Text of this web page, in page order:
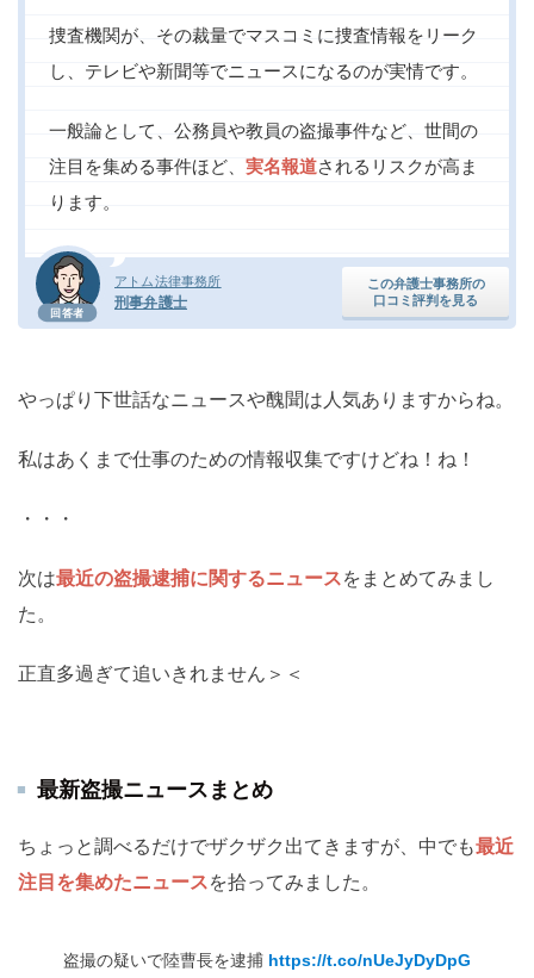
回答者
アトム法律事務所
刑事弁護士
この弁護士事務所の
口コミ評判を見る
捜査機関が、その裁量でマスコミに捜査情報をリーク
し、テレビや新聞等でニュースになるのが実情です。
一般論として、公務員や教員の盗撮事件など、世間の
注目を集める事件ほど、 実名報道されるリスクが高ま
ります。
やっぱり下世話なニュースや醜聞は人気ありますからね。
私はあくまで仕事のための情報収集ですけどね！ね！
・・・
次は最近の盗撮逮捕に関するニュースをまとめてみまし
た。
正直多過ぎて追いきれません＞＜
最新盗撮ニュースまとめ
ちょっと調べるだけでザクザク出てきますが、中でも最近
注目を集めたニュースを拾ってみました。
盗撮の疑いで陸曹長を逮捕 https://t.co/nUeJyDyDpG